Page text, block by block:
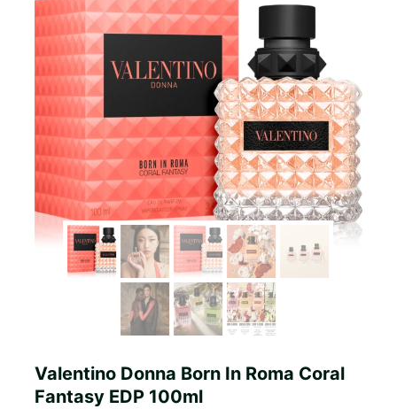
Valentino Donna Born In Roma Coral
Fantasy EDP 100ml